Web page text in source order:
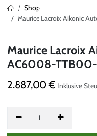
Shop
Maurice Lacroix Aikonic
Maurice Lacroix
AC6008-
2.887,00€ Inklusive